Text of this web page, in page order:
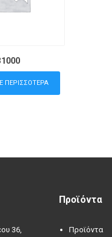
ΠΕΡΙΣΣΌΤΕΡΑ
36,
Προϊόντα
Προϊόντα